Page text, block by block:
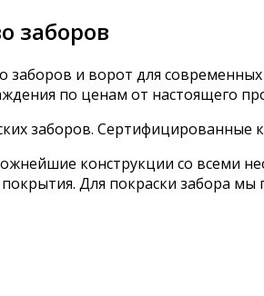
заборов
и ворот для
по ценам от настоящего
заборов.
конструкции со всеми
Для покраски забора